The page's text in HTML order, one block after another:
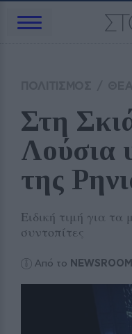
Στη
Λούσια
της
Ειδική τιμή για
συντοπίτες
Από το NEWSROOM